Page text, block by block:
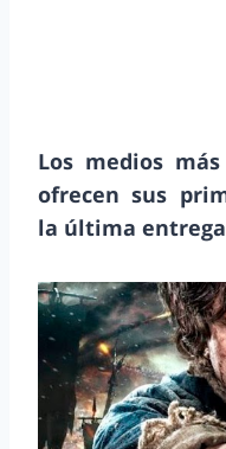
Los medios
ofrecen sus
la última